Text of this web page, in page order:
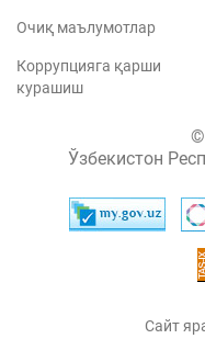
Очиқ маълумотлар
Коррупцияга қарши
курашиш
©
Ўзбекистон
Сайт